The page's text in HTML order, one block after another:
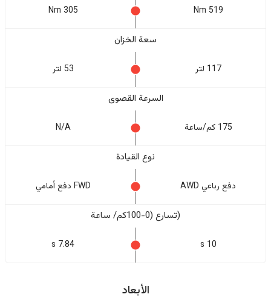
519 Nm
305 Nm
سعة الخزان
117 لتر 53 لتر
السرعة القصوى
175 كم/ساعة N/A
نوع القيادة
دفع رباعي AWD FWD دفع أمامي
(تسارع (0-100كم/ ساعة
10 s
7.84 s
الأبعاد